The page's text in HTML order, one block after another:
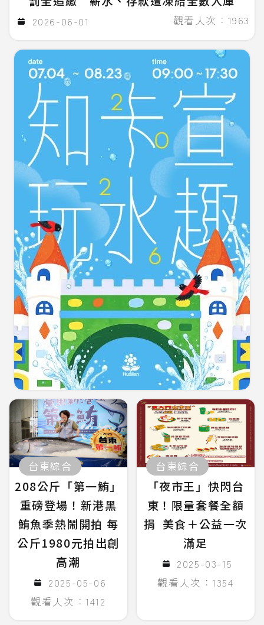
2026-06-01 觀看人次：1963
台東綜合
208公斤「第一鮪」
重磅登場！新港黑
鮪魚季熱鬧開拍 每
公斤1980元拍出創
高潮
2025-05-06
觀看人次：1412
台東綜合
「夜市王」快閃台
東！限量套餐全額
捐 美食＋公益一次
滿足
2025-03-15
觀看人次：1354